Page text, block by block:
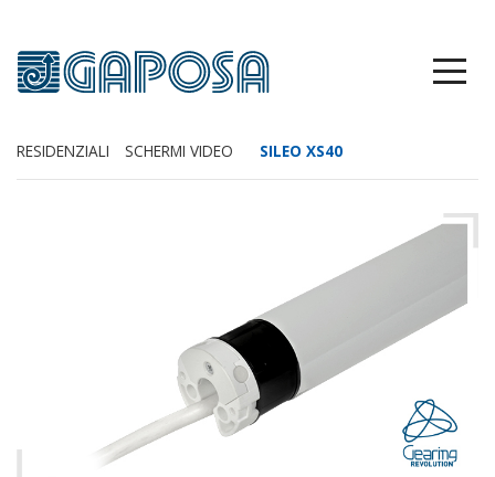
RESIDENZIALI SCHERMI VIDEO SILEO XS40